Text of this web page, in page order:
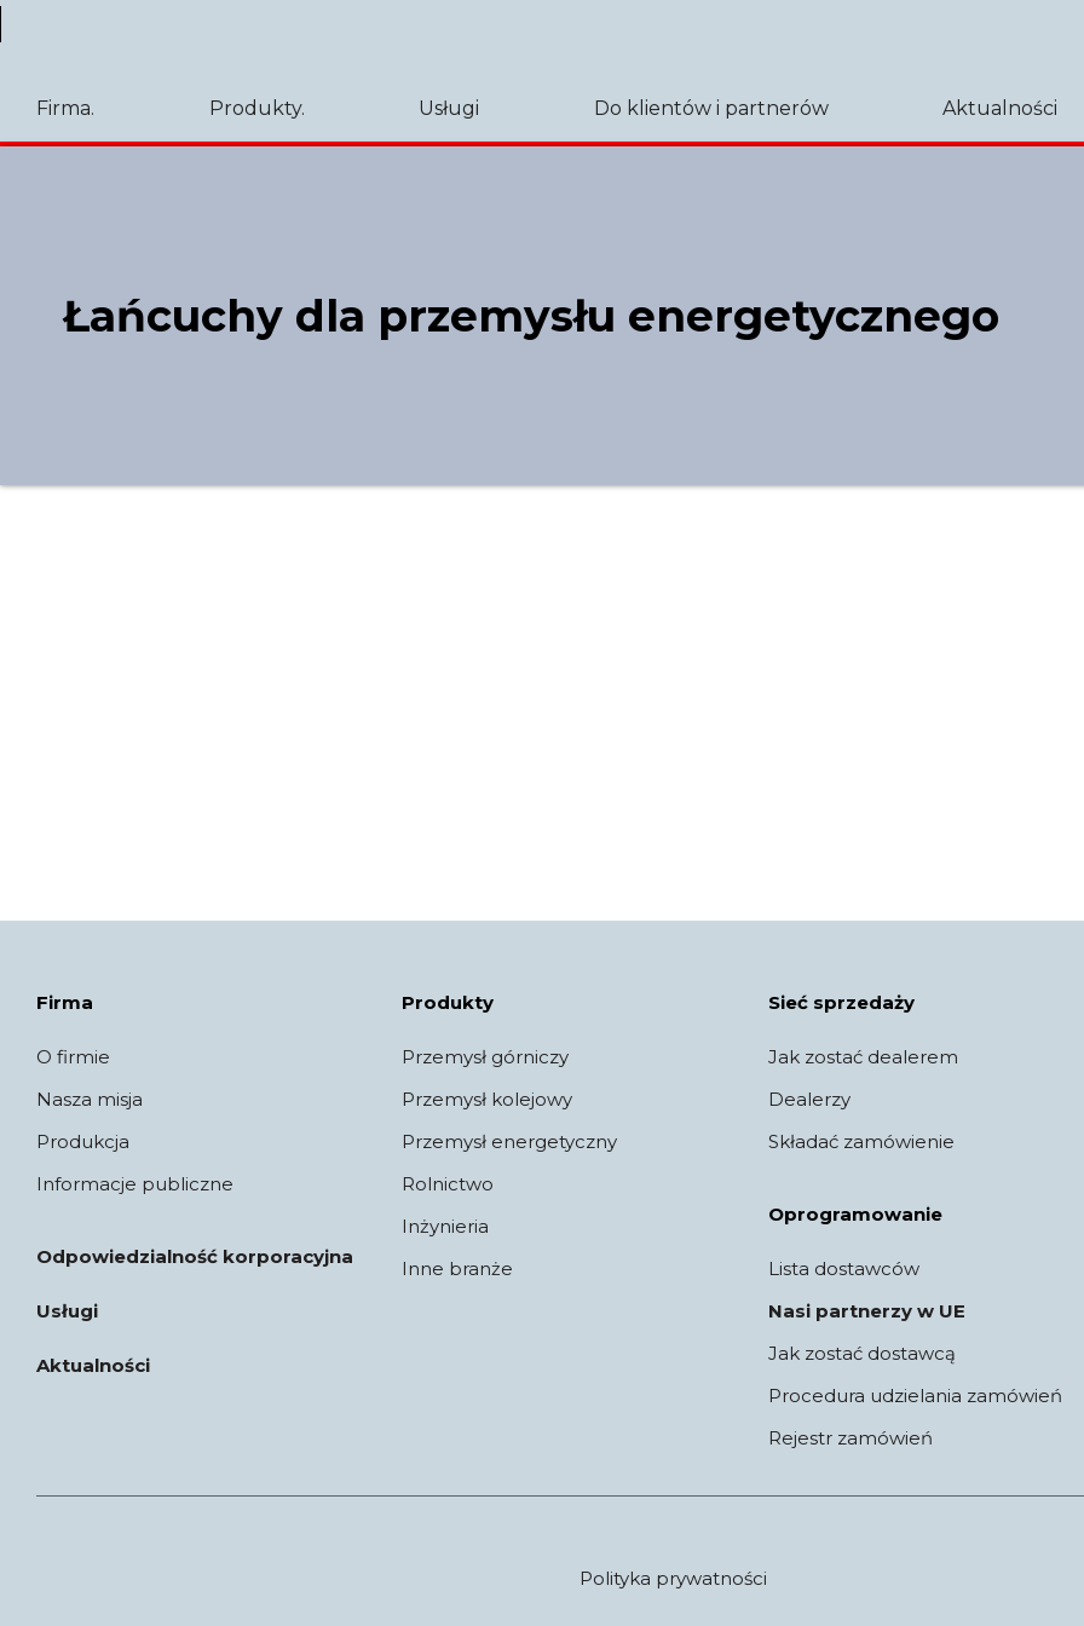
Firma. Produkty. Usługi Do klientów i partnerów Aktualności
Łańcuchy dla przemysłu energetycznego
Firma
O firmie
Nasza misja
Produkcja
Informacje publiczne
Odpowiedzialność korporacyjna
Usługi
Aktualności
Produkty
Przemysł górniczy
Przemysł kolejowy
Przemysł energetyczny
Rolnictwo
Inżynieria
Inne branże
Sieć sprzedaży
Jak zostać dealerem
Dealerzy
Składać zamówienie
Oprogramowanie
Lista dostawców
Nasi partnerzy w UE
Jak zostać dostawcą
Procedura udzielania zamówień
Rejestr zamówień
Polityka prywatności